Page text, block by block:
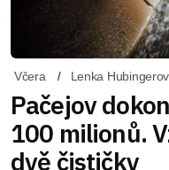
Včera Lenka
Pačejov
100 milionů.
dvě čističky